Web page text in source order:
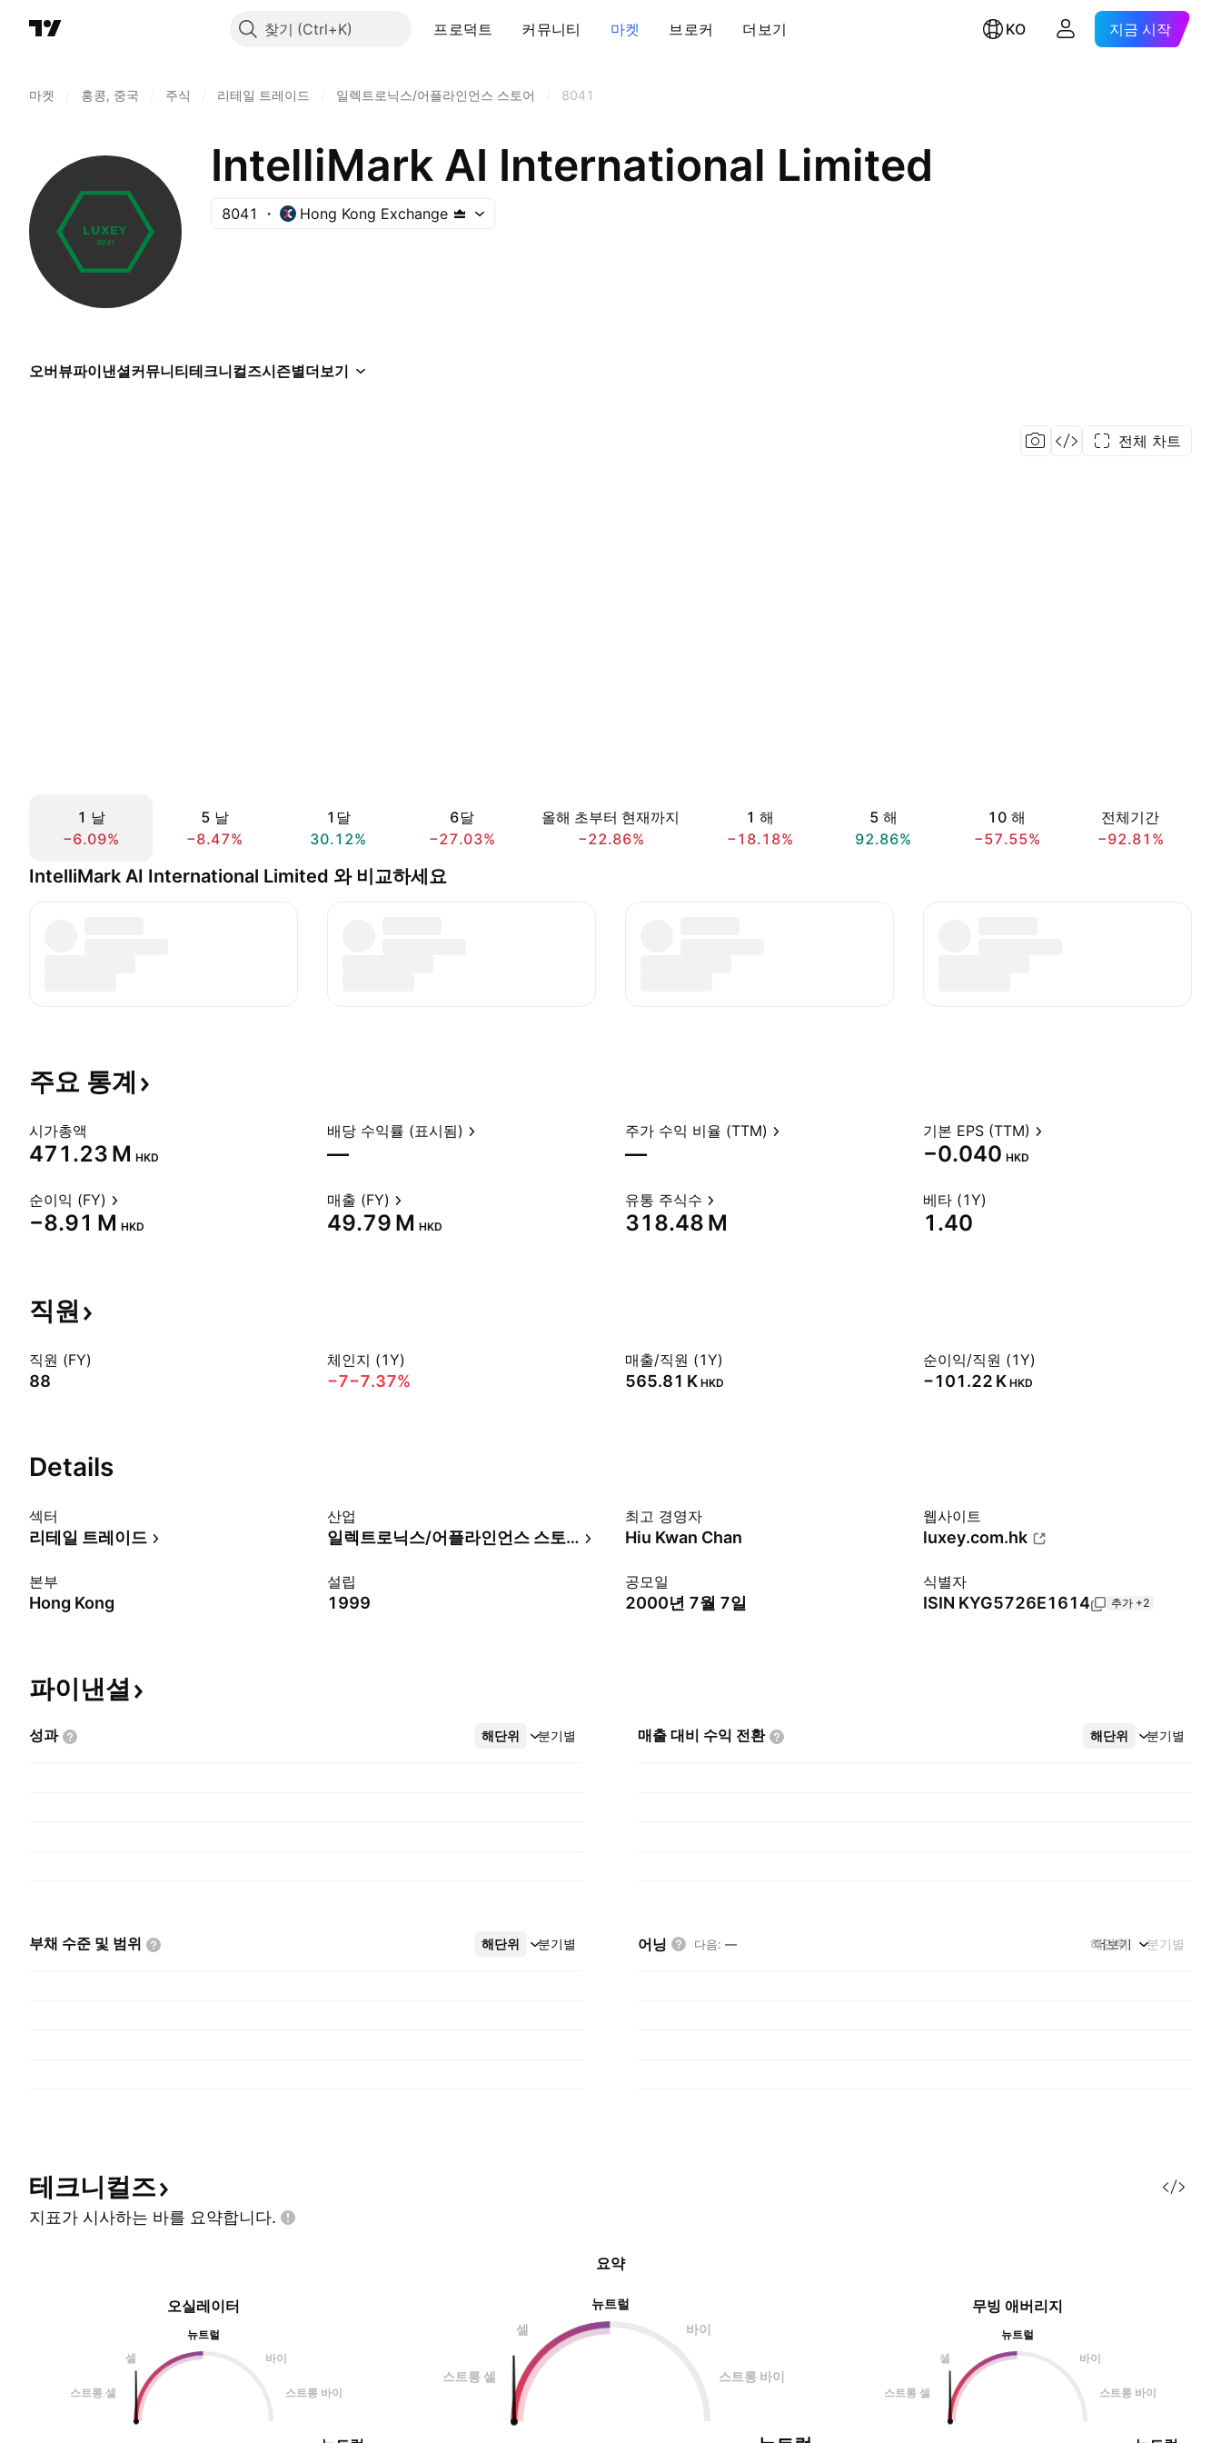
찾기 프로덕트 커뮤니티 마켓 브로커 더보기 KO 지금 시작
마켓 홍콩, 중국 주식 리테일 트레이드 일렉트로닉스/어플라인언스 스토어 8041
IntelliMark AI International Limited
8041 Hong Kong Exchange
오버뷰파이낸셜커뮤니티테크니컬즈시즌별더보기
전체 차트
1 날
−6.09%
5 날
−8.47%
1달
30.12%
6달
−27.03%
올해 초부터 현재까지
−22.86%
1 해
−18.18%
5 해
92.86%
10 해
−57.55%
전체기간
−92.81%
IntelliMark AI International Limited 와 비교하세요
주요 통계
시가총액
‪471.23 M‬ HKD
배당 수익률 (표시됨)
—
주가 수익 비율 (TTM)
—
기본 EPS (TTM)
−0.040 HKD
순이익 (FY)
‪−8.91 M‬ HKD
매출 (FY)
‪49.79 M‬ HKD
유통 주식수
‪318.48 M‬
베타 (1Y)
1.40
직원
직원 (FY)
88
체인지 (1Y)
−7−7.37%
매출/직원 (1Y)
‪565.81 K‬ HKD
순이익/직원 (1Y)
‪−101.22 K‬ HKD
Details
섹터
리테일 트레이드
산업
일렉트로닉스/어플라인언스 스토어
최고 경영자
Hiu Kwan Chan
웹사이트
luxey.com.hk
본부
Hong Kong
설립
1999
공모일
2000년 7월 7일
식별자
ISIN KYG5726E1614 추가 +2
파이낸셜
성과 해단위 분기별
더보기 매출 대비 수익 전환 해단위 분기별
더보기
부채 수준 및 범위 해단위 분기별
더보기 어닝 다음: — 해단위 분기별
더보기
테크니컬즈
지표가 시사하는 바를 요약합니다.
오실레이터
뉴트럴
셀
바이
스트롱 셀 스트롱 바이
요약
뉴트럴
셀
바이
스트롱 셀 스트롱 바이
무빙 애버리지
뉴트럴
셀
바이
스트롱 셀 스트롱 바이